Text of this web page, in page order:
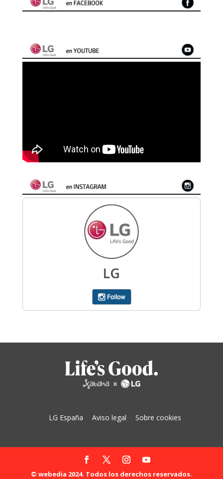
LG España Aviso legal Sobre cookies
© webedia 2024. Todos los derechos reservados.